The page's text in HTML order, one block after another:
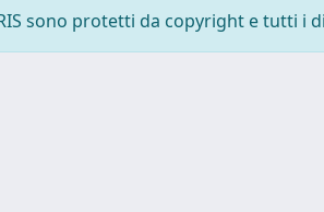
sono protetti da copyright e tutti i